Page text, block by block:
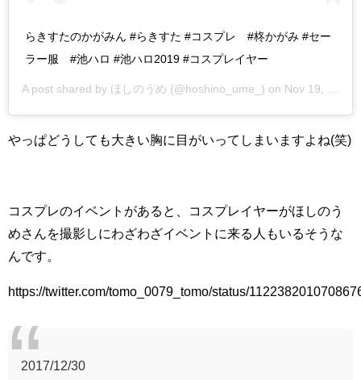
らきすたのかがみん #らきすた #コスプレ #柊かがみ #セー
ラー服 #池ハロ #池ハロ2019 #コスプレイヤー
A post shared by ほしのうめ (@hoshino_ume_) on Nov 19, 2019 at 6:12pm PST
やっぱどうしても大きい胸に目がいってしまいますよね(笑)
コスプレのイベントがあると、コスプレイヤーがほしのう
めさんを撮影しにわざわざイベントに来る人もいるそうな
んです。
https://twitter.com/tomo_0079_tomo/status/
2017/12/30